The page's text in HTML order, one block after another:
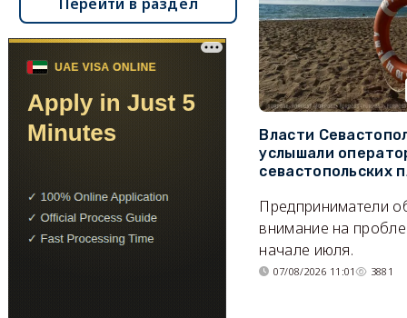
Власти
услышали
севастопольских
Предприниматели
внимание на
начале июля.
07/08/2026 11:01 3881